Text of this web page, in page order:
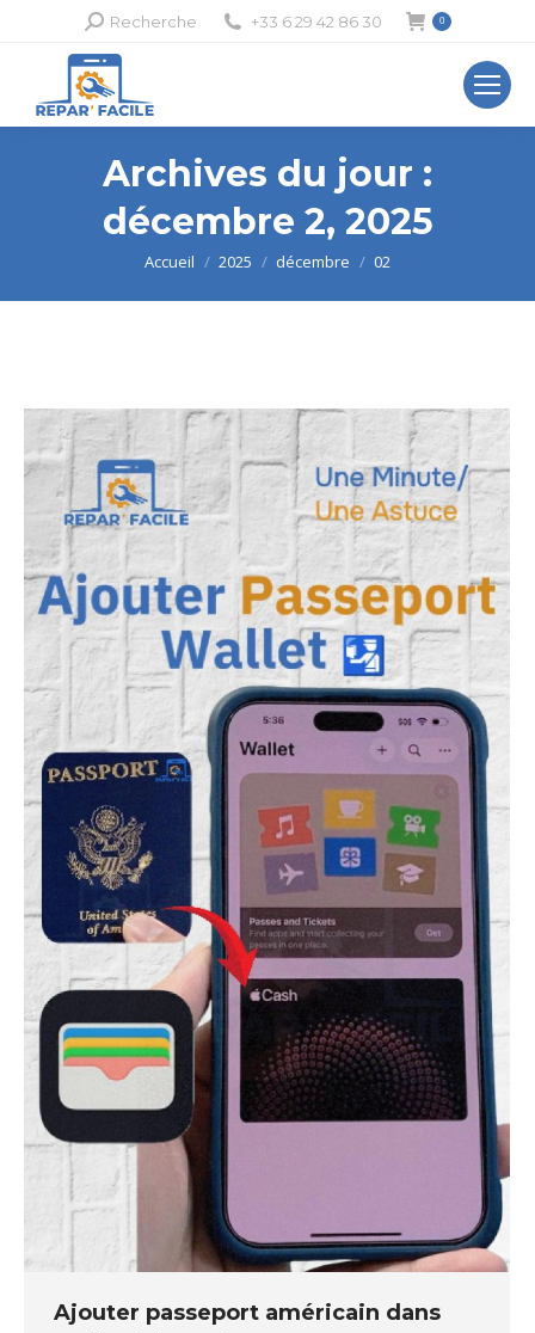
Recherche
Recherche +33 6 29 42 86 30 0
Archives du jour :
décembre 2, 2025
Vous êtes ici :
Accueil 2025 décembre 02
Ajouter passeport américain dans